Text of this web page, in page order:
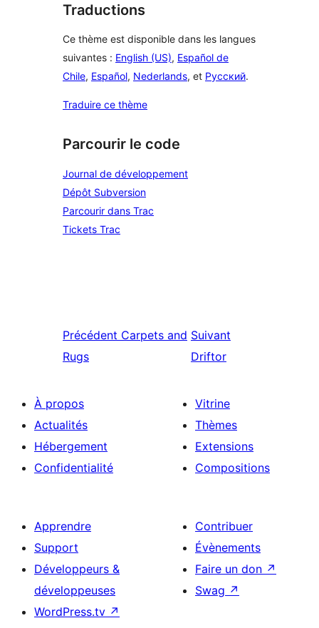
Traductions
Ce thème est disponible dans les langues
suivantes : English (US), Español de
Chile, Español, Nederlands, et Русский.
Traduire ce thème
Parcourir le code
Journal de développement
Dépôt Subversion
Parcourir dans Trac
Tickets Trac
Précédent Carpets and
Rugs
Suivant
Driftor
À propos
Actualités
Hébergement
Confidentialité
Vitrine
Thèmes
Extensions
Compositions
Apprendre
Support
Développeurs &
développeuses
WordPress.tv ↗
Contribuer
Évènements
Faire un don ↗
Swag ↗